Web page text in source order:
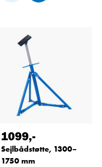
1099,-
Sejlbådstøtte, 1300–
1750 mm